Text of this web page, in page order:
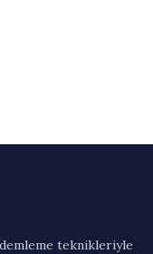
teknikleriyle